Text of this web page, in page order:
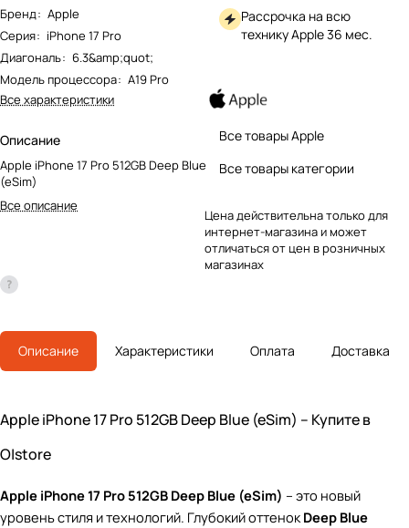
Бренд: Apple
Серия: iPhone 17 Pro
Диагональ: 6.3&amp;quot;
Модель процессора: A19 Pro
Все характеристики
Описание
Apple iPhone 17 Pro 512GB Deep Blue
(eSim)
Все описание
Рассрочка на всю
технику Apple 36 мес.
Все товары Apple
Все товары категории
Цена действительна только для
интернет-магазина и может
отличаться от цен в розничных
магазинах
Описание Характеристики Оплата Доставка
Apple iPhone 17 Pro 512GB Deep Blue (eSim) – Купите в
O|store
Apple iPhone 17 Pro 512GB Deep Blue (eSim) – это новый
уровень стиля и технологий. Глубокий оттенок Deep Blue